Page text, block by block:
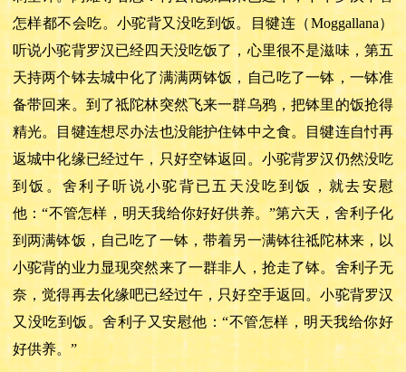
怎样都不会吃。小驼背又没吃到饭。目犍连（Moggallana）
听说小驼背罗汉已经四天没吃饭了，心里很不是滋味，第五
天持两个钵去城中化了满满两钵饭，自己吃了一钵，一钵准
备带回来。到了祗陀林突然飞来一群乌鸦，把钵里的饭抢得
精光。目犍连想尽办法也没能护住钵中之食。目犍连自忖再
返城中化缘已经过午，只好空钵返回。小驼背罗汉仍然没吃
到饭。舍利子听说小驼背已五天没吃到饭，就去安慰
他：“不管怎样，明天我给你好好供养。”第六天，舍利子化
到两满钵饭，自己吃了一钵，带着另一满钵往祗陀林来，以
小驼背的业力显现突然来了一群非人，抢走了钵。舍利子无
奈，觉得再去化缘吧已经过午，只好空手返回。小驼背罗汉
又没吃到饭。舍利子又安慰他：“不管怎样，明天我给你好
好供养。”